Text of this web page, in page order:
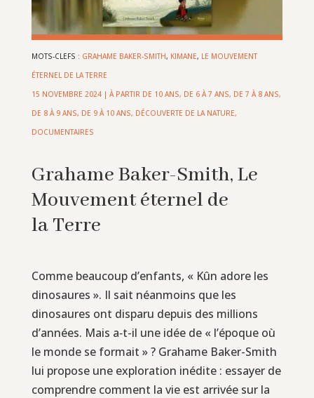
MOTS-CLEFS : GRAHAME BAKER-SMITH, KIMANE, LE MOUVEMENT
ÉTERNEL DE LA TERRE
15 NOVEMBRE 2024| À PARTIR DE 10 ANS, DE 6 À 7 ANS, DE 7 À 8 ANS,
DE 8 À 9 ANS, DE 9 À 10 ANS, DÉCOUVERTE DE LA NATURE,
DOCUMENTAIRES
Grahame Baker-Smith, Le
Mouvement éternel de
la Terre
Comme beaucoup d’enfants, « Kûn adore les
dinosaures ». Il sait néanmoins que les
dinosaures ont disparu depuis des millions
d’années. Mais a‑t-il une idée de « l’époque où
le monde se formait » ? Grahame Baker-Smith
lui propose une exploration inédite : essayer de
comprendre comment la vie est arrivée sur la